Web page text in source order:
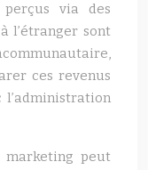
perçus via des
l’étranger sont
ces revenus
marketing peut